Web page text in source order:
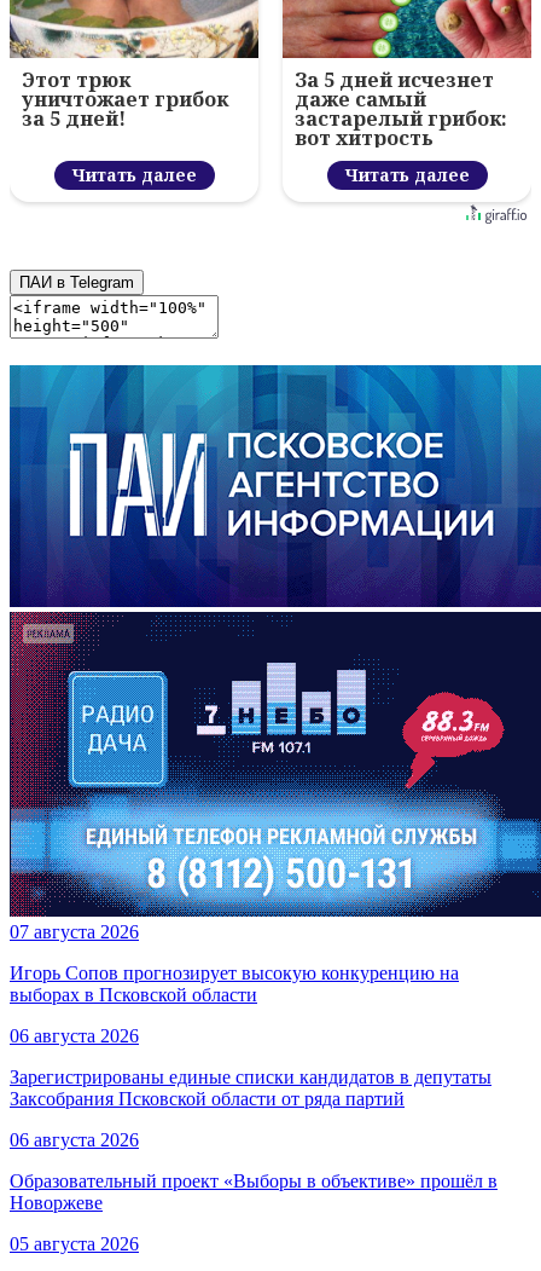
Этот трюк
уничтожает грибок
за 5 дней!
Читать далее
За 5 дней исчезнет
даже самый
застарелый грибок:
вот хитрость
Читать далее
ПАИ в Telegram
07 августа 2026
Игорь Сопов прогнозирует высокую конкуренцию на
выборах в Псковской области
06 августа 2026
Зарегистрированы единые списки кандидатов в депутаты
Заксобрания Псковской области от ряда партий
06 августа 2026
Образовательный проект «Выборы в объективе» прошёл в
Новоржеве
05 августа 2026